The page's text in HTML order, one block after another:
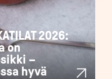
2026:
on
–
hyvä